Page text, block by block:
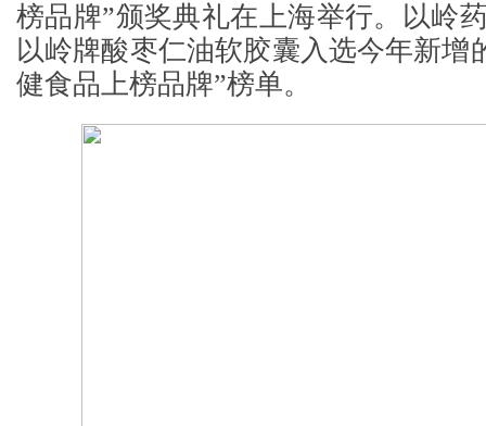
榜品牌”颁奖典礼在上海举行。以岭
以岭牌酸枣仁油软胶囊入选今年新增
健食品上榜品牌”榜单。